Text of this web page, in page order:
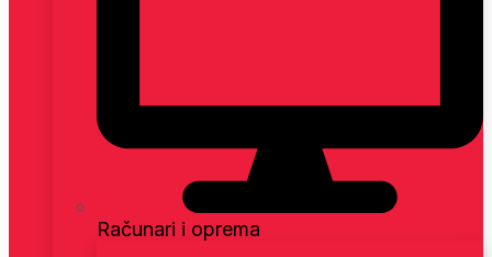
Računari i oprema